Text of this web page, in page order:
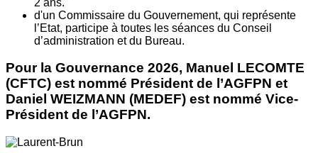
d'un Commissaire du Gouvernement, qui représente
l’Etat, participe à toutes les séances du Conseil
d’administration et du Bureau.
Pour la Gouvernance 2026, Manuel LECOMTE
(CFTC) est nommé Président de l’AGFPN et
Daniel WEIZMANN (MEDEF) est nommé Vice-
Président de l’AGFPN.